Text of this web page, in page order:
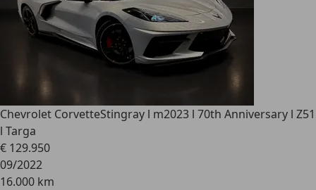
Chevrolet CorvetteStingray l m2023 l 70th Anniversary l Z51
l Targa
€ 129.950
09/2022
16.000 km